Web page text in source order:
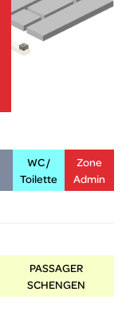
WC /
Toilette
Zone
Admin
PASSAGER
SCHENGEN